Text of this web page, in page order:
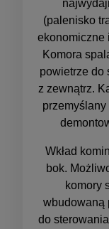
(palenisko
ekonomiczne
Komora
powietrze do
z zewnątrz.
przemyślany
Wkład
bok.
komory
wbudowaną
do